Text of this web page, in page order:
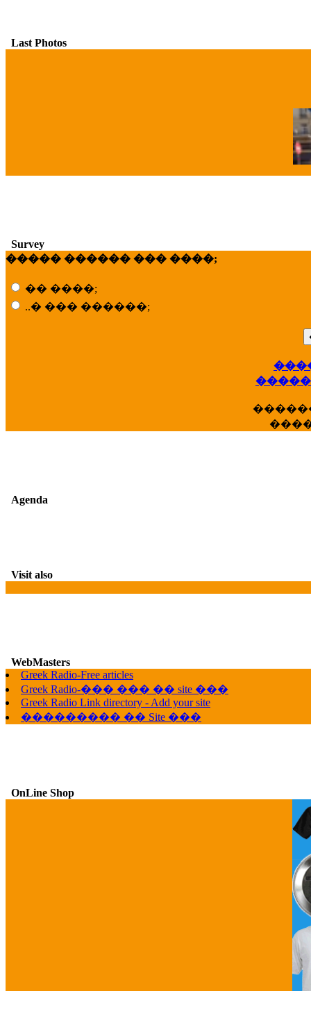
Last Photos
Survey
����� ������ ��� ����;
�� ����;
..� ��� ������;
Agenda
Visit also
WebMasters
Greek Radio-Free articles
Greek Radio-��� ��� �� site ���
Greek Radio Link directory - Add your site
��������� �� Site ���
OnLine Shop